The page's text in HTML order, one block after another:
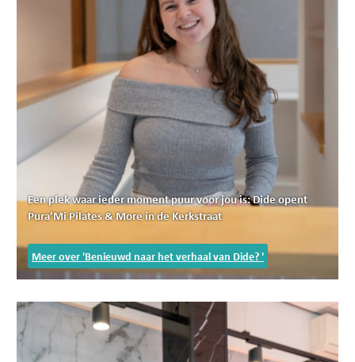
Een plek waar ieder moment puur voor jou is: Dide opent
Pura’Mi Pilates & More in de Kerkstraat
Meer over 'Benieuwd naar het verhaal van Dide? '